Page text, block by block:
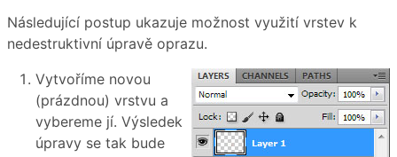
Následující postup ukazuje možnost využití vrstev k
nedestruktivní úpravě oprazu.
Vytvoříme novou
(prázdnou) vrstvu a
vybereme jí. Výsledek
úpravy se tak bude